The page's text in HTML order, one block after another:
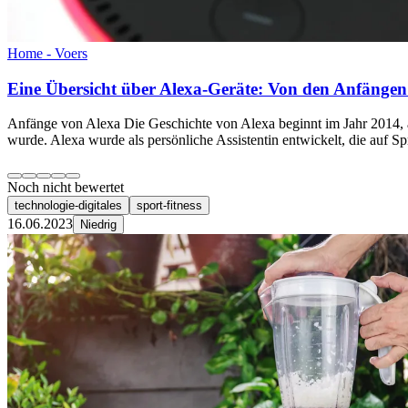
Home - Voers
Eine Übersicht über Alexa-Geräte: Von den
Anfänge von Alexa Die Geschichte von Alexa beginnt im Jahr 2014,
wurde. Alexa wurde als persönliche Assistentin entwickelt, die auf
Noch nicht bewertet
technologie-digitales sport-fitness
16.06.2023 Niedrig